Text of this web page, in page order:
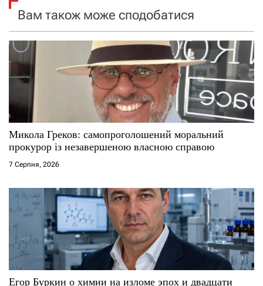
я
з
а
и
с
і
в
Вам також може сподобатися
Микола Греков: самопроголошений моральний
прокурор із незавершеною власною справою
7 Серпня, 2026
Егор Буркин о химии на изломе эпох и двадцати